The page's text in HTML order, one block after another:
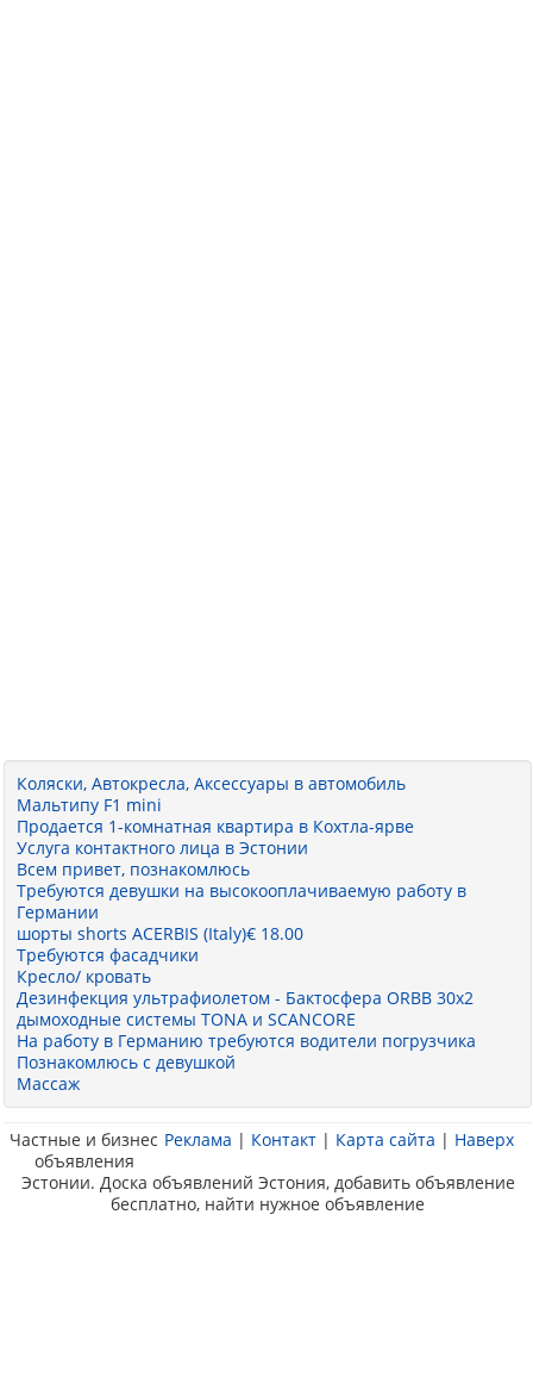
Коляски, Автокресла, Аксессуары в автомобиль
Мальтипу F1 mini
Продается 1-комнатная квартира в Кохтла-ярве
Услуга контактного лица в Эстонии
Всем привет, познакомлюсь
Требуются девушки на высокооплачиваемую работу в
Германии
шорты shorts ACERBIS (Italy)€ 18.00
Требуются фасадчики
Кресло/ кровать
Дезинфекция ультрафиолетом - Бактосфера ORBB 30x2
дымоходные системы TONA и SCANCORE
На работу в Германию требуются водители погрузчика
Познакомлюсь с девушкой
Массаж
Реклама | Контакт | Карта сайта | Наверх
Частные и бизнес
объявления
Эстонии. Доска объявлений Эстония, добавить объявление
бесплатно, найти нужное объявление